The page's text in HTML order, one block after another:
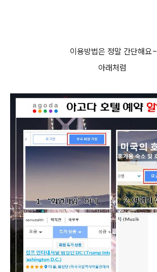
이용방법은 정말 간단해요~
아래처럼